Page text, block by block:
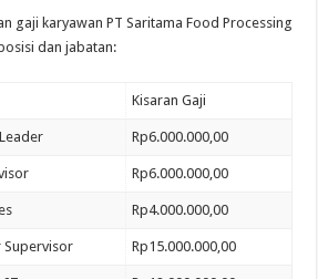
gaji karyawan PT Saritama Food Processing
dan jabatan:
Kisaran Gaji
Rp6.000.000,00
Rp6.000.000,00
Rp4.000.000,00
Supervisor Rp15.000.000,00